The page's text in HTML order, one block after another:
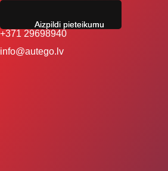
+371 29698940
info@autego.lv